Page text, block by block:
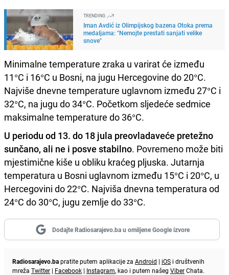
TRENDING
Iman Avdić iz Olimpijskog bazena Otoka prema
medaljama: "Nemojte prestati sanjati velike
snove"
Minimalne temperature zraka u varirat će između
11°C i 16°C u Bosni, na jugu Hercegovine do 20°C.
Najviše dnevne temperature uglavnom između 27°C i
32°C, na jugu do 34°C. Početkom sljedeće sedmice
maksimalne temperature do 36°C.
U periodu od 13. do 18 jula preovladaveće pretežno
sunčano, ali ne i posve stabilno. Povremeno može biti
mjestimične kiše u obliku kraćeg pljuska. Jutarnja
temperatura u Bosni uglavnom između 15°C i 20°C, u
Hercegovini do 22°C. Najviša dnevna temperatura od
24°C do 30°C, jugu zemlje do 33°C.
Dodajte Radiosarajevo.ba u omiljene Google izvore
Radiosarajevo.bapratite putem aplikacije za Android | iOS i društvenih
mreža Twitter | Facebook | Instagram, kao i putem našeg ViberChata.